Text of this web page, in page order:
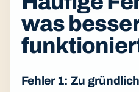
was
Fehler 1: Zu